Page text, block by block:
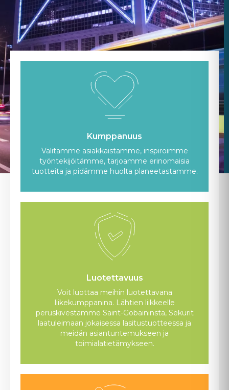
Kumppanuus
Välitämme asiakkaistamme, inspiroimme
työntekijöitämme, tarjoamme erinomaisia
tuotteita ja pidämme huolta planeetastamme.
Luotettavuus
Voit luottaa meihin luotettavana
liikekumppanina. Lähtien liikkeelle
peruskivestämme Saint-Gobaininsta, Sekurit
laatuleimaan jokaisessa lasitustuotteessa ja
meidän asiantuntemukseen ja
toimialatietämykseen.